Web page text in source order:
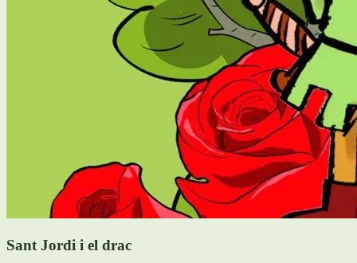
Sant Jordi i el drac